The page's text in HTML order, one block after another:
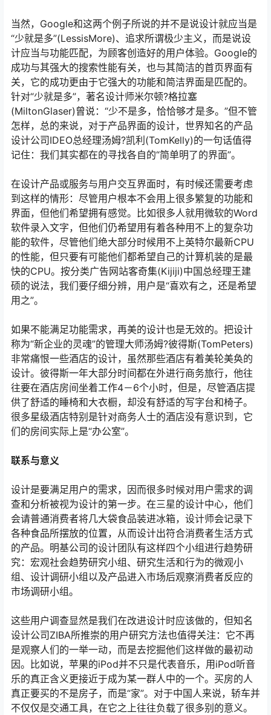
当然，Google和这两个例子所说的并不是说设计就应当是
“少就是多”(LessisMore)、追求所谓极少主义，而是说设
计应当与功能匹配，为顾客创造好的用户体验。Google的
成功与其强大的搜索性能有关，也与其简洁的首页界面有
关，它的成功更由于它强大的功能和简洁界面是匹配的。
针对“少就是多”，著名设计师米尔顿?格拉塞
(MiltonGlaser)曾说：“少不是多，恰恰够才是多。”但不管
怎样，总的来说，对于产品界面的设计，世界知名的产品
设计公司IDEO总经理汤姆?凯利(TomKelly)的一句话值得
记住：我们其实都在的寻找各自的“简单明了的界面”。
在设计产品或服务与用户交互界面时，有时候还需要考虑
到这样的情形：尽管用户根本不会用上很多繁复的功能和
界面，但他们希望拥有感觉。比如很多人就用微软的Word
软件录入文字，但他们仍希望用有着各种用不上的复杂功
能的软件，尽管他们绝大部分时候用不上英特尔最新CPU
的性能，但只要有可能他们都希望自己的计算机装的是最
快的CPU。按分类广告网站客奇集(Kijiji)中国总经理王建
硕的说法，我们要仔细分辨，用户是“喜欢有之，还是希望
用之”。
如果不能满足功能需求，再美的设计也是无效的。把设计
称为“新企业的灵魂”的管理大师汤姆?彼得斯(TomPeters)
非常痛恨一些酒店的设计，虽然那些酒店有着美轮美奂的
设计。彼得斯一年大部分时间都在外进行商务旅行，他往
往要在酒店房间坐着工作4－6个小时，但是，尽管酒店提
供了舒适的睡椅和大衣橱，却没有舒适的写字台和椅子。
很多星级酒店特别是针对商务人士的酒店没有意识到，它
们的房间实际上是“办公室”。
联系与意义
设计是要满足用户的需求，因而很多时候对用户需求的调
查和分析被视为设计的第一步。在三星的设计中心，他们
会请普通消费者将几大袋食品装进冰箱，设计师会记录下
各种食品所摆放的位置，从而设计出符合消费者生活方式
的产品。明基公司的设计团队有这样四个小组进行趋势研
究：宏观社会趋势研究小组、研究生活和行为的微观小
组、设计调研小组以及产品进入市场后观察消费者反应的
市场调研小组。
这些用户调查显然是我们在改进设计时应该做的，但知名
设计公司ZIBA所推崇的用户研究方法也值得关注：它不再
是观察人们的一举一动，而是去挖掘他们这样做的最初动
因。比如说，苹果的iPod并不只是代表音乐，用iPod听音
乐的真正含义更接近于成为某一群人中的一个。买房的人
真正要买的不是房子，而是“家”。对于中国人来说，轿车并
不仅仅是交通工具，在它之上往往负载了很多别的意义。